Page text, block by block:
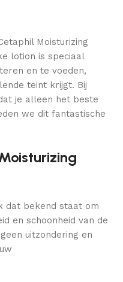
Moisturizing
lotion is speciaal
en te voeden,
teint krijgt. Bij
je alleen het beste
we dit fantastische
dat bekend staat om
en schoonheid van de
uitzondering en